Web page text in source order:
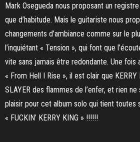
Mark Osegueda nous proposant un
que d’habitude. Mais le guitariste nous
changements d’ambiance comme sur le
l’inquiétant « Tension », qui font que
vite sans jamais être redondante. Une fois
« From Hell I Rise », il est clair que
SLAYER des flammes de l’enfer, et rien
plaisir pour cet album solo qui tient toutes
« FUCKIN’ KERRY KING » !!!!!!